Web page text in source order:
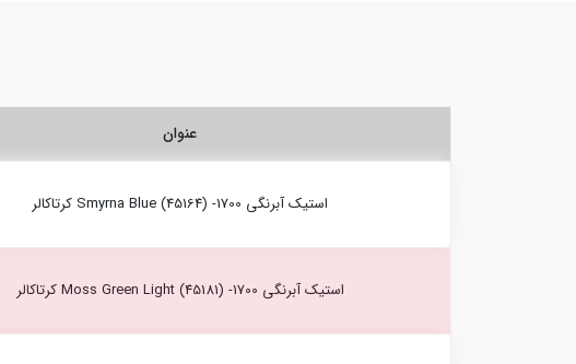
عنوان
استیک آبرنگی Smyrna Blue (45164) -1700 کرتاکالر
استیک آبرنگی Moss Green Light (45181) -1700 کرتاکالر